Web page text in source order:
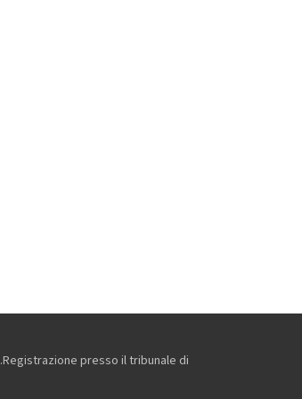
.Registrazione presso il tribunale di